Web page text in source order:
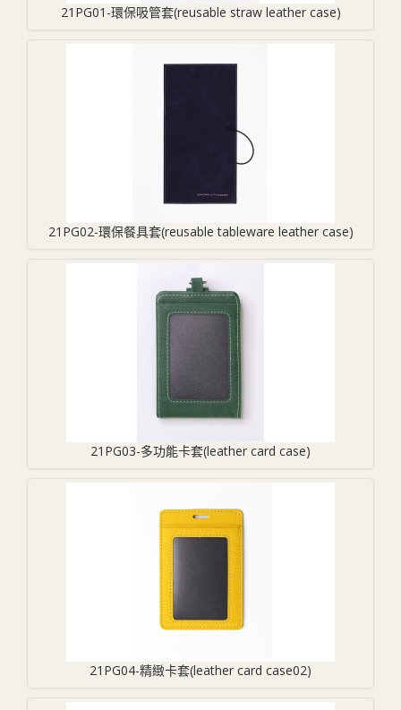
21PG01-環保吸管套(reusable straw leather case)
21PG02-環保餐具套(reusable tableware leather case)
21PG03-多功能卡套(leather card case)
21PG04-精緻卡套(leather card case02)